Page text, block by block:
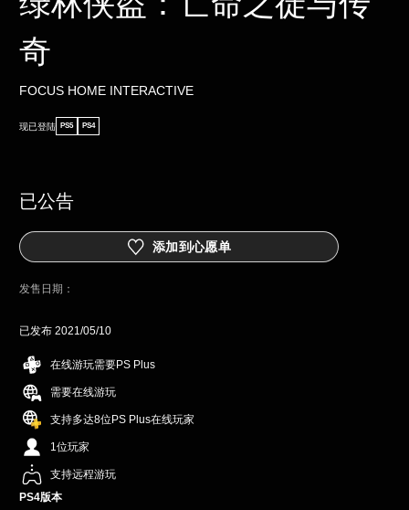
奇
FOCUS HOME INTERACTIVE
现已登陆 PS5 PS4
已公告
添加到心愿单
发售日期：
已发布 2021/05/10
在线游玩需要PS Plus
需要在线游玩
支持多达8位PS Plus在线玩家
1位玩家
支持远程游玩
PS4版本